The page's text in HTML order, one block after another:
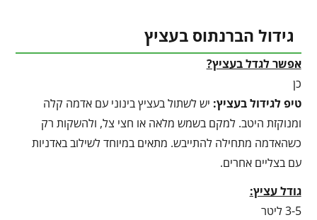
גידול הברנתוס בעציץ
אפשר לגדל בעציץ?
כן
טיפ לגידול בעציץ: יש לשתול בעציץ בינוני עם אדמה קלה
ומנוקזת היטב. למקם בשמש מלאה או חצי צל, ולהשקות רק
כשהאדמה מתחילה להתייבש. מתאים במיוחד לשילוב באדניות
עם בצליים אחרים.
גודל עציץ:
3-5 ליטר